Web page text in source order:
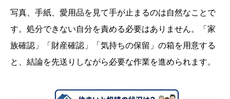
写真、手紙、愛用品を見て手が止まるのは自然なことで
す。処分できない自分を責める必要はありません。「家
族確認」「財産確認」「気持ちの保留」の箱を用意する
と、結論を先送りしながら必要な作業を進められます。